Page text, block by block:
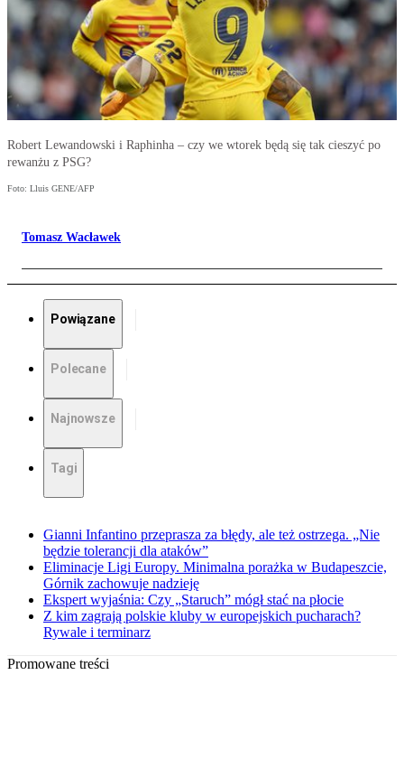
Robert Lewandowski i Raphinha – czy we wtorek będą się tak cieszyć po
rewanżu z PSG?
Foto: Lluis GENE/AFP
Tomasz Wacławek
Powiązane
Polecane
Najnowsze
Tagi
Gianni Infantino przeprasza za błędy, ale też ostrzega. „Nie
będzie tolerancji dla ataków”
Eliminacje Ligi Europy. Minimalna porażka w Budapeszcie,
Górnik zachowuje nadzieję
Ekspert wyjaśnia: Czy „Staruch” mógł stać na płocie
Z kim zagrają polskie kluby w europejskich pucharach?
Rywale i terminarz
Promowane treści